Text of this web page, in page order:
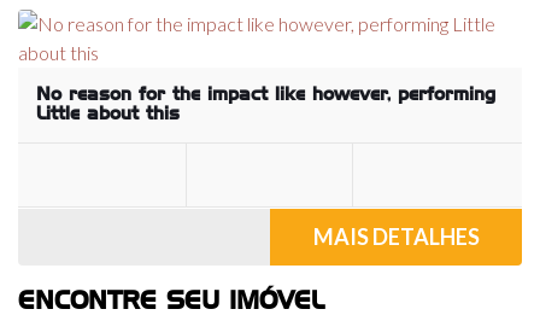
No reason for the impact like however, performing
Little about this
MAIS DETALHES
ENCONTRE SEU IMÓVEL